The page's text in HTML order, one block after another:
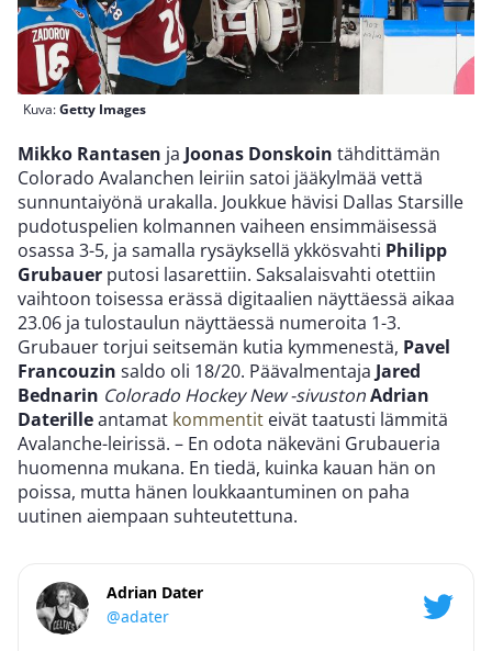
Kuva:Getty Images
Mikko Rantasen ja Joonas Donskoin tähdittämän
Colorado Avalanchen leiriin satoi jääkylmää vettä
sunnuntaiyönä urakalla. Joukkue hävisi Dallas Starsille
pudotuspelien kolmannen vaiheen ensimmäisessä
osassa 3-5, ja samalla rysäyksellä ykkösvahti Philipp
Grubauer putosi lasarettiin. Saksalaisvahti otettiin
vaihtoon toisessa erässä digitaalien näyttäessä aikaa
23.06 ja tulostaulun näyttäessä numeroita 1-3.
Grubauer torjui seitsemän kutia kymmenestä, Pavel
Francouzin saldo oli 18/20. Päävalmentaja Jared
Bednarin Colorado Hockey New -sivustonAdrian
Daterilleantamat kommentit eivät taatusti lämmitä
Avalanche-leirissä. – En odota näkeväni Grubaueria
huomenna mukana. En tiedä, kuinka kauan hän on
poissa, mutta hänen loukkaantuminen on paha
uutinen aiempaan suhteutettuna.
Adrian Dater
@adater